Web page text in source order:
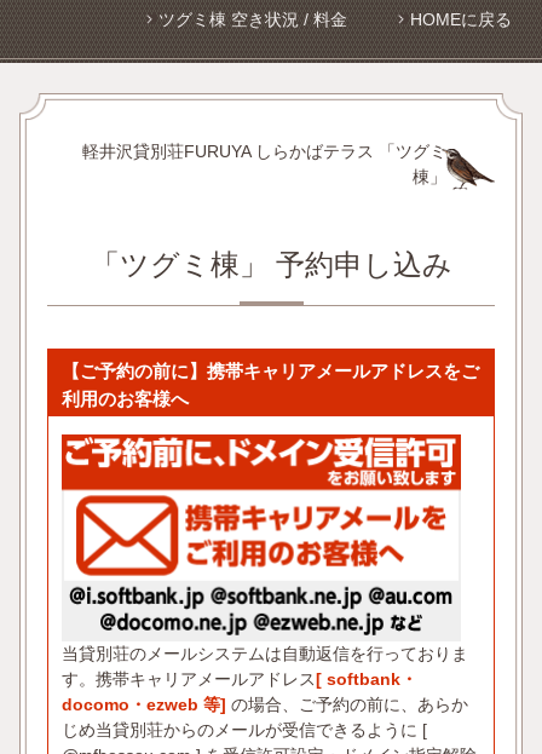
ツグミ棟 空き状況 / 料金 HOMEに戻る
軽井沢貸別荘FURUYA しらかばテラス 「ツグミ
棟」
「ツグミ棟」 予約申し込み
【ご予約の前に】携帯キャリアメールアドレスをご
利用のお客様へ
当貸別荘のメールシステムは自動返信を行っておりま
す。携帯キャリアメールアドレス[ softbank・
docomo・ezweb 等]の場合、ご予約の前に、あらか
じめ当貸別荘からのメールが受信できるように [